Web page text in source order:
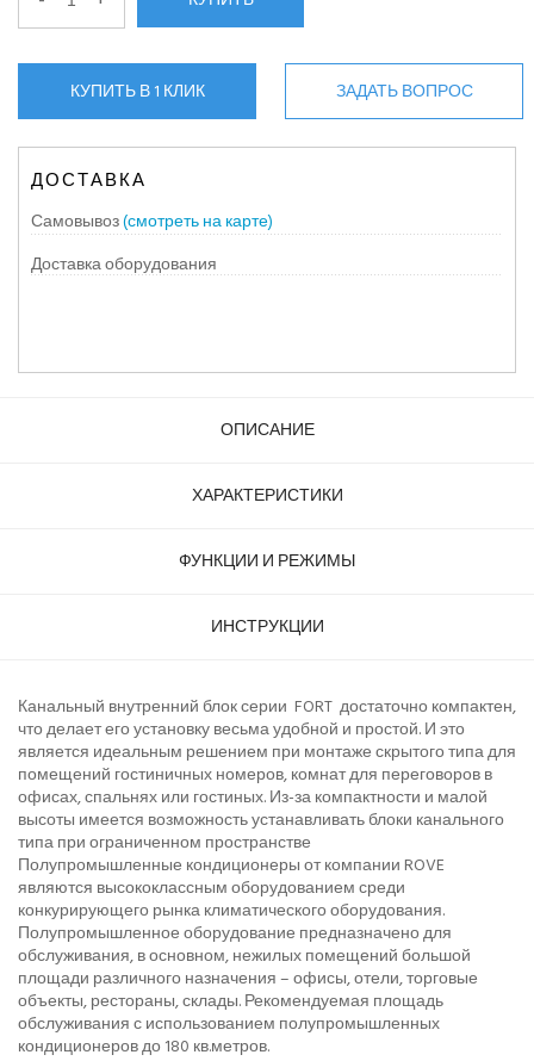
КУПИТЬ В 1 КЛИК ЗАДАТЬ ВОПРОС
ДОСТАВКА
Самовывоз(смотреть на карте)
Доставка оборудования
ОПИСАНИЕ
ХАРАКТЕРИСТИКИ
ФУНКЦИИ И РЕЖИМЫ
ИНСТРУКЦИИ
Канальный внутренний блок серии FORT достаточно компактен,
что делает его установку весьма удобной и простой. И это
является идеальным решением при монтаже скрытого типа для
помещений гостиничных номеров, комнат для переговоров в
офисах, спальнях или гостиных. Из-за компактности и малой
высоты имеется возможность устанавливать блоки канального
типа при ограниченном пространстве
Полупромышленные кондиционеры от компании ROVE
являются высококлассным оборудованием среди
конкурирующего рынка климатического оборудования.
Полупромышленное оборудование предназначено для
обслуживания, в основном, нежилых помещений большой
площади различного назначения – офисы, отели, торговые
объекты, рестораны, склады. Рекомендуемая площадь
обслуживания с использованием полупромышленных
кондиционеров до 180 кв.метров.